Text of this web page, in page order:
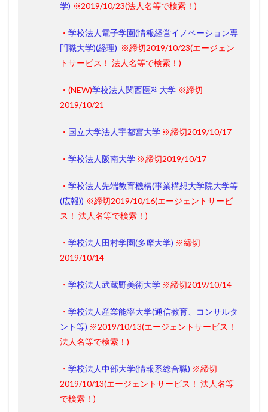
学) ※2019/10/23(法人名等で検索！ )
・ 学校法人電子学園(情報経営イノベーション専
門職大学)(経理) ※締切2019/10/23(エージェン
トサービス！ 法人名等で検索！ )
・(NEW)学校法人関西医科大学 ※締切
2019/10/21
・ 国立大学法人宇都宮大学 ※締切2019/10/17
・ 学校法人阪南大学 ※締切2019/10/17
・ 学校法人先端教育機構(事業構想大学院大学等
(広報)) ※締切2019/10/16(エージェントサービ
ス！ 法人名等で検索！)
・ 学校法人田村学園(多摩大学) ※締切
2019/10/14
・ 学校法人武蔵野美術大学 ※締切2019/10/14
・ 学校法人産業能率大学(通信教育、コンサルタ
ント等) ※2019/10/13(エージェントサービス！
法人名等で検索！ )
・ 学校法人中部大学(情報系総合職) ※締切
2019/10/13(エージェントサービス！ 法人名等
で検索！)